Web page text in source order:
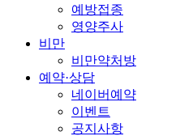
예방접종
영양주사
비만
비만약처방
예약·상담
네이버예약
이벤트
공지사항